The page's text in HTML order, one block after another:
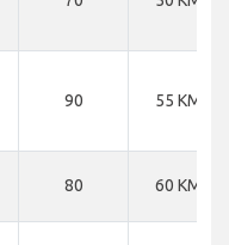
90 55 KM
80 60 KM